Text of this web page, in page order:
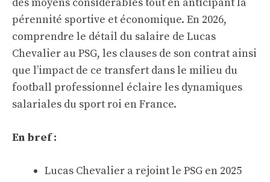
pérennité sportive et économique. En 2026,
comprendre le détail du salaire de Lucas
Chevalier au PSG, les clauses de son contrat ainsi
que l’impact de ce transfert dans le milieu du
football professionnel éclaire les dynamiques
salariales du sport roi en France.
En bref :
Lucas Chevalier a rejoint le PSG en 2025